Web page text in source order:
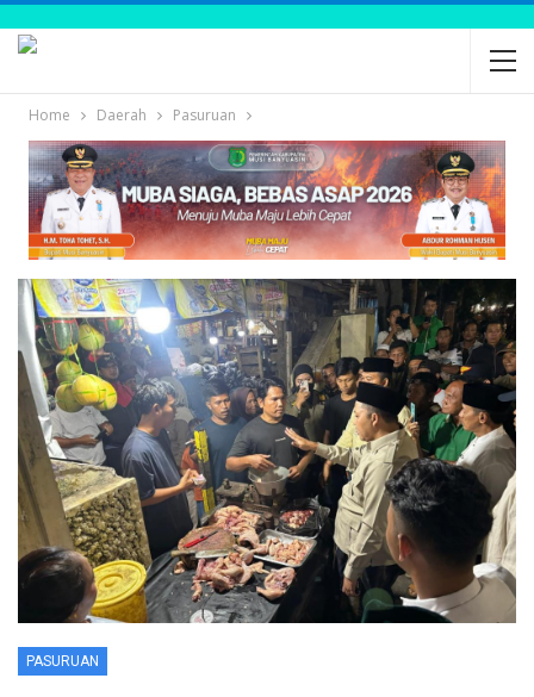
Home Daerah Pasuruan
PASURUAN